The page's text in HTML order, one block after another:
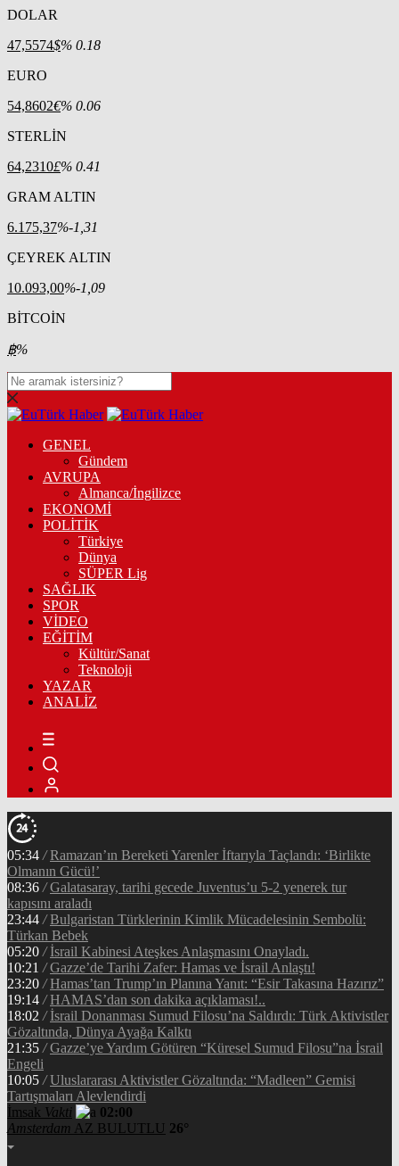
DOLAR
47,5574$% 0.18
EURO
54,8602€% 0.06
STERLİN
64,2310£% 0.41
GRAM ALTIN
6.175,37%-1,31
ÇEYREK ALTIN
10.093,00%-1,09
BİTCOİN
฿%
GENEL
Gündem
AVRUPA
Almanca/İngilizce
EKONOMİ
POLİTİK
Türkiye
Dünya
SÜPER Lig
SAĞLIK
SPOR
VİDEO
EĞİTİM
Kültür/Sanat
Teknoloji
YAZAR
ANALİZ
05:34 / Ramazan’ın Bereketi Yarenler İftarıyla Taçlandı: ‘Birlikte
Olmanın Gücü!’
08:36 / Galatasaray, tarihi gecede Juventus’u 5-2 yenerek tur
kapısını araladı
23:44 / Bulgaristan Türklerinin Kimlik Mücadelesinin Sembolü:
Türkan Bebek
05:20 / İsrail Kabinesi Ateşkes Anlaşmasını Onayladı.
10:21 / Gazze’de Tarihi Zafer: Hamas ve İsrail Anlaştı!
23:20 / Hamas’tan Trump’ın Planına Yanıt: “Esir Takasına Hazırız”
19:14 / HAMAS’dan son dakika açıklaması!..
18:02 / İsrail Donanması Sumud Filosu’na Saldırdı: Türk Aktivistler
Gözaltında, Dünya Ayağa Kalktı
21:35 / Gazze’ye Yardım Götüren “Küresel Sumud Filosu”na İsrail
Engeli
10:05 / Uluslararası Aktivistler Gözaltında: “Madleen” Gemisi
Tartışmaları Alevlendirdi
İmsak Vakti
02:00
Amsterdam AZ BULUTLU 26°